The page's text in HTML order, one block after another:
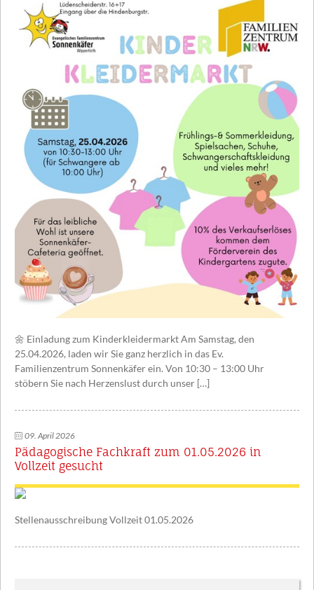
🌼 Einladung zum Kinderkleidermarkt Am Samstag, den
25.04.2026, laden wir Sie ganz herzlich in das Ev.
Familienzentrum Sonnenkäfer ein. Von 10:30 – 13:00 Uhr
stöbern Sie nach Herzenslust durch unser […]
09. April 2026
Pädagogische Fachkraft zum 01.05.2026 in
Vollzeit gesucht
Stellenausschreibung Vollzeit 01.05.2026